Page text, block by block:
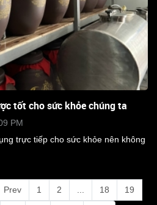
tốt cho sức khỏe chúng ta
PM
trực tiếp cho sức khỏe nên không
Prev 1 2 18 19